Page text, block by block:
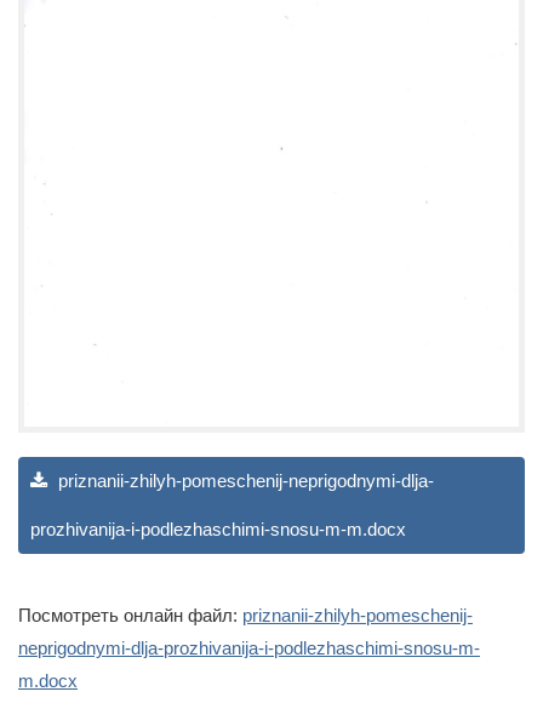
priznanii-zhilyh-pomeschenij-neprigodnymi-dlja-
prozhivanija-i-podlezhaschimi-snosu-m-m.docx
Посмотреть онлайн файл: priznanii-zhilyh-pomeschenij-
neprigodnymi-dlja-prozhivanija-i-podlezhaschimi-snosu-m-
m.docx